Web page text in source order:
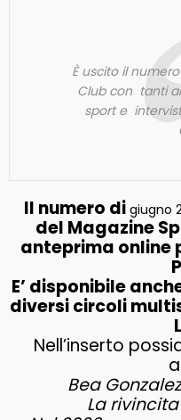
È uscito il
Club con tanti
sport e
Il numero di giugno
del Magazine
anteprima online
E’ disponibile
diversi circoli
Nell’inserto
Bea
La